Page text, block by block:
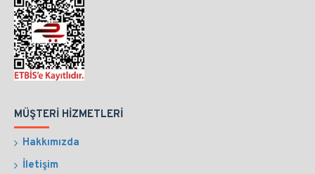
MÜŞTERI HIZMETLERI
Hakkımızda
İletişim